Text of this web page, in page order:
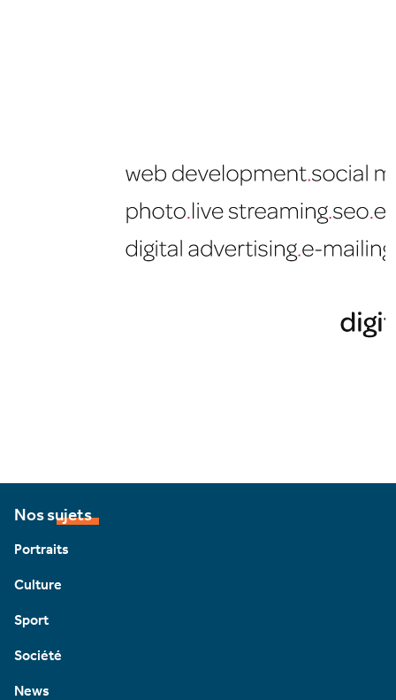
Nos sujets
Portraits
Culture
Sport
Société
News